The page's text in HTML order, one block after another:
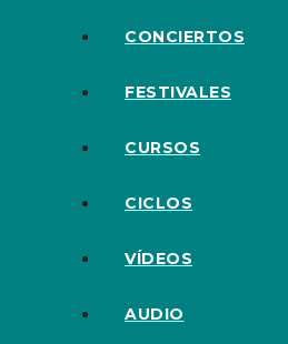
CONCIERTOS
FESTIVALES
CURSOS
CICLOS
VÍDEOS
AUDIO